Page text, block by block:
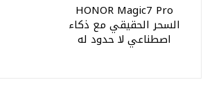
HONOR Magic7 Pro
السحر الحقيقي مع ذكاء
اصطناعي لا حدود له